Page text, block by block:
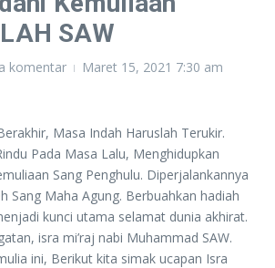
SAW
komentar Maret 15, 2021 7:30 am
Masa Indah Haruslah Terukir.
Pada Masa Lalu, Menghidupkan
Sang Penghulu. Diperjalankannya
Sang Maha Agung. Berbuahkan hadiah
kunci utama selamat dunia akhirat.
isra mi’raj nabi Muhammad SAW.
ini, Berikut kita simak ucapan Isra